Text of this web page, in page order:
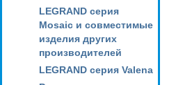
LEGRAND серия
Mosaic и совместимые
изделия других
производителей
LEGRAND серия Valena